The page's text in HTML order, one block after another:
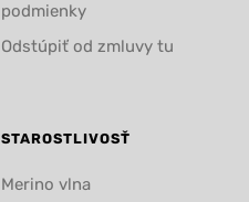
podmienky
Odstúpiť od zmluvy tu
STAROSTLIVOSŤ
Merino vlna